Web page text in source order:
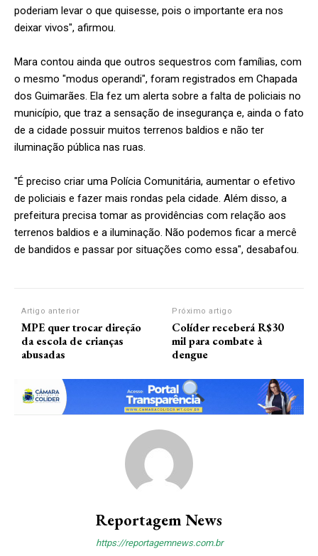
poderiam levar o que quisesse, pois o importante era nos
deixar vivos", afirmou.
Mara contou ainda que outros sequestros com famílias, com
o mesmo "modus operandi", foram registrados em Chapada
dos Guimarães. Ela fez um alerta sobre a falta de policiais no
município, que traz a sensação de insegurança e, ainda o fato
de a cidade possuir muitos terrenos baldios e não ter
iluminação pública nas ruas.
"É preciso criar uma Polícia Comunitária, aumentar o efetivo
de policiais e fazer mais rondas pela cidade. Além disso, a
prefeitura precisa tomar as providências com relação aos
terrenos baldios e a iluminação. Não podemos ficar a mercê
de bandidos e passar por situações como essa", desabafou.
Artigo anterior
MPE quer trocar direção
da escola de crianças
abusadas
Próximo artigo
Colíder receberá R$30
mil para combate à
dengue
Reportagem News
https://reportagemnews.com.br